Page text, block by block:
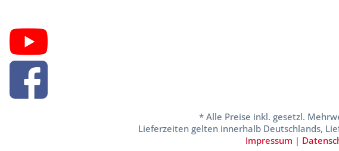
* Alle Preise inkl. gesetzl.
Lieferzeiten gelten innerhalb Deutschlands,
Impressum |